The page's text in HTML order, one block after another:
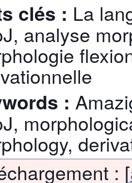
clés : La
analyse
:
: [